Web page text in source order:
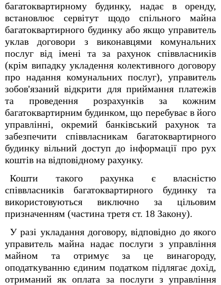
багатоквартирному будинку, надає в оренду,
встановлює сервітут щодо спільного майна
багатоквартирного будинку або якщо управитель
уклав договори з виконавцями комунальних
послуг від імені та за рахунок співвласників
(крім випадку укладення колективного договору
про надання комунальних послуг), управитель
зобов'язаний відкрити для приймання платежів
та проведення розрахунків за кожним
багатоквартирним будинком, що перебуває в його
управлінні, окремий банківський рахунок та
забезпечити співвласникам багатоквартирного
будинку вільний доступ до інформації про рух
коштів на відповідному рахунку.
Кошти такого рахунка є власністю
співвласників багатоквартирного будинку та
використовуються виключно за цільовим
призначенням (частина третя ст. 18 Закону).
У разі укладання договору, відповідно до якого
управитель майна надає послуги з управління
майном та отримує за це винагороду,
оподаткуванню єдиним податком підлягає дохід,
отриманий як оплата за послуги з управління